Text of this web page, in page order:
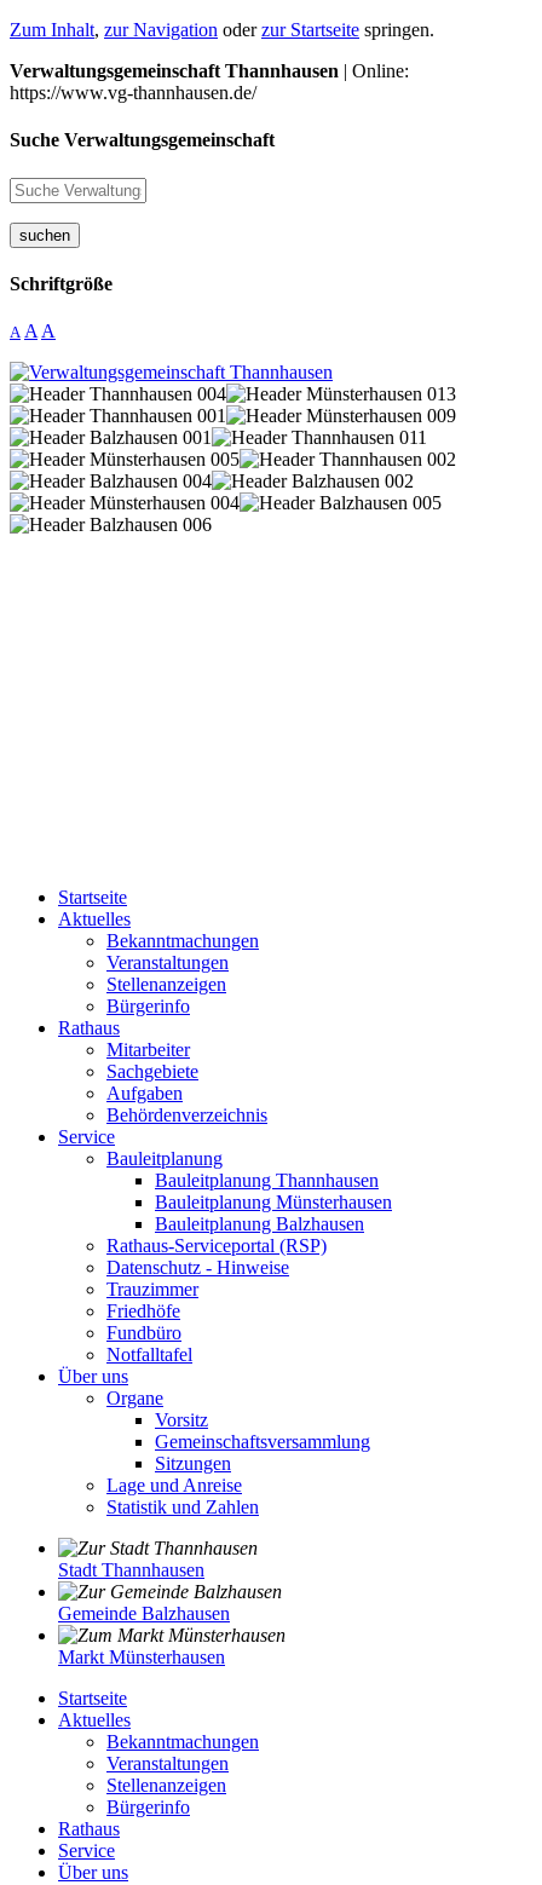
Zum Inhalt, zur Navigation oderzur Startseite springen.
Verwaltungsgemeinschaft Thannhausen | Online:
https://www.vg-thannhausen.de/
Suche Verwaltungsgemeinschaft
suchen
Schriftgröße
A A A
Startseite
Aktuelles
Bekanntmachungen
Veranstaltungen
Stellenanzeigen
Bürgerinfo
Rathaus
Mitarbeiter
Sachgebiete
Aufgaben
Behördenverzeichnis
Service
Bauleitplanung
Bauleitplanung Thannhausen
Bauleitplanung Münsterhausen
Bauleitplanung Balzhausen
Rathaus-Serviceportal (RSP)
Datenschutz - Hinweise
Trauzimmer
Friedhöfe
Fundbüro
Notfalltafel
Über uns
Organe
Vorsitz
Gemeinschaftsversammlung
Sitzungen
Lage und Anreise
Statistik und Zahlen
Stadt Thannhausen
Gemeinde Balzhausen
Markt Münsterhausen
Startseite
Aktuelles
Bekanntmachungen
Veranstaltungen
Stellenanzeigen
Bürgerinfo
Rathaus
Service
Über uns